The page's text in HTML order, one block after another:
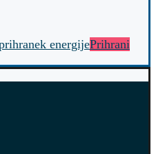
energijePrihrani